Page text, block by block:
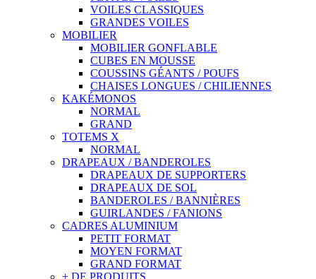
VOILES CLASSIQUES
GRANDES VOILES
MOBILIER
MOBILIER GONFLABLE
CUBES EN MOUSSE
COUSSINS GÉANTS / POUFS
CHAISES LONGUES / CHILIENNES
KAKÉMONOS
NORMAL
GRAND
TOTEMS X
NORMAL
DRAPEAUX / BANDEROLES
DRAPEAUX DE SUPPORTERS
DRAPEAUX DE SOL
BANDEROLES / BANNIÈRES
GUIRLANDES / FANIONS
CADRES ALUMINIUM
PETIT FORMAT
MOYEN FORMAT
GRAND FORMAT
+ DE PRODUITS